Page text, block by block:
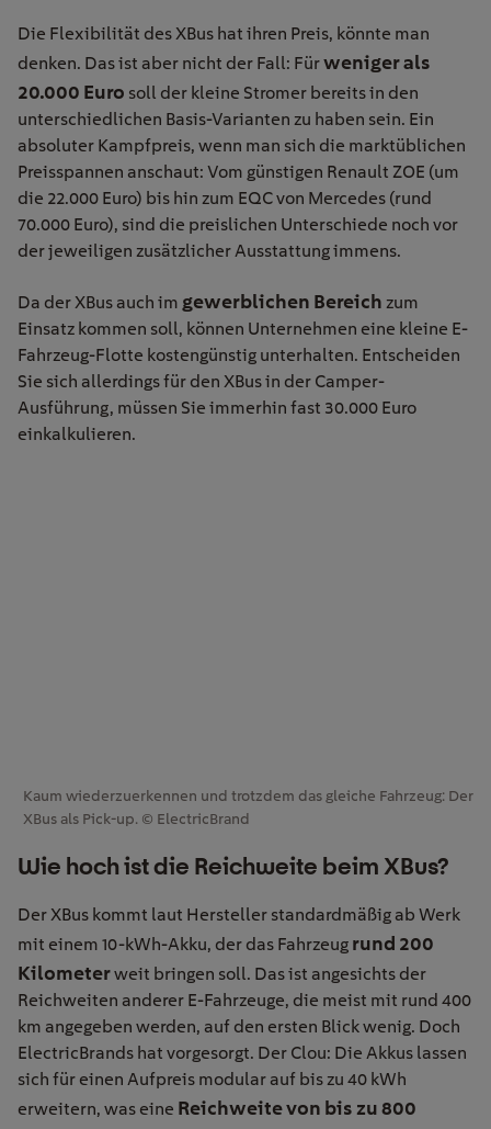
Die Flexibilität des XBus hat ihren Preis, könnte man
denken. Das ist aber nicht der Fall: Fürweniger als
20.000 Euro soll der kleine Stromer bereits in den
unterschiedlichen Basis-Varianten zu haben sein. Ein
absoluter Kampfpreis, wenn man sich die marktüblichen
Preisspannen anschaut: Vom günstigen Renault ZOE (um
die 22.000 Euro) bis hin zum EQC von Mercedes (rund
70.000 Euro), sind die preislichen Unterschiede noch vor
der jeweiligen zusätzlicher Ausstattung immens.
Da der XBus auch im gewerblichen Bereich zum
Einsatz kommen soll, können Unternehmen eine kleine E-
Fahrzeug-Flotte kostengünstig unterhalten. Entscheiden
Sie sich allerdings für den XBus in der Camper-
Ausführung, müssen Sie immerhin fast 30.000 Euro
einkalkulieren.
Kaum wiederzuerkennen und trotzdem das gleiche Fahrzeug: Der
XBus als Pick-up. © ElectricBrand
Wie hoch ist die Reichweite beim XBus?
Der XBus kommt laut Hersteller standardmäßig ab Werk
mit einem 10-kWh-Akku, der das Fahrzeug rund 200
Kilometerweit bringen soll. Das ist angesichts der
Reichweiten anderer E-Fahrzeuge, die meist mit rund 400
km angegeben werden, auf den ersten Blick wenig. Doch
ElectricBrands hat vorgesorgt. Der Clou: Die Akkus lassen
sich für einen Aufpreis modular auf bis zu 40 kWh
erweitern, was eine Reichweite von bis zu 800